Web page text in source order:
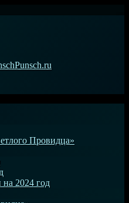
Провидца»
на 2024 год